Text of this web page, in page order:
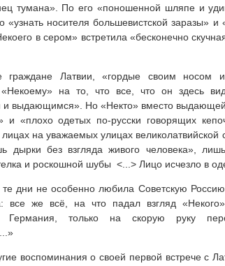
тумана». По его «поношенной шляпе и
«узнать носителя большевистской заразы»
в сером» встретила «бесконечно
граждане Латвии, «гордые своим носом
«Некоему» на то, что все, что он здесь
и выдающимся». Но «Некто» вместо
и «плохо одетых по-русски говорящих
на уважаемых улицах великолатвийской
дырки без взгляда живого человека»,
и роскошной шубы <...> Лицо исчезло в
дни не особенно любила Советскую
все же всё, на что падал взгляд
Германия, только на скорую руку
воспоминания о своей первой встрече с